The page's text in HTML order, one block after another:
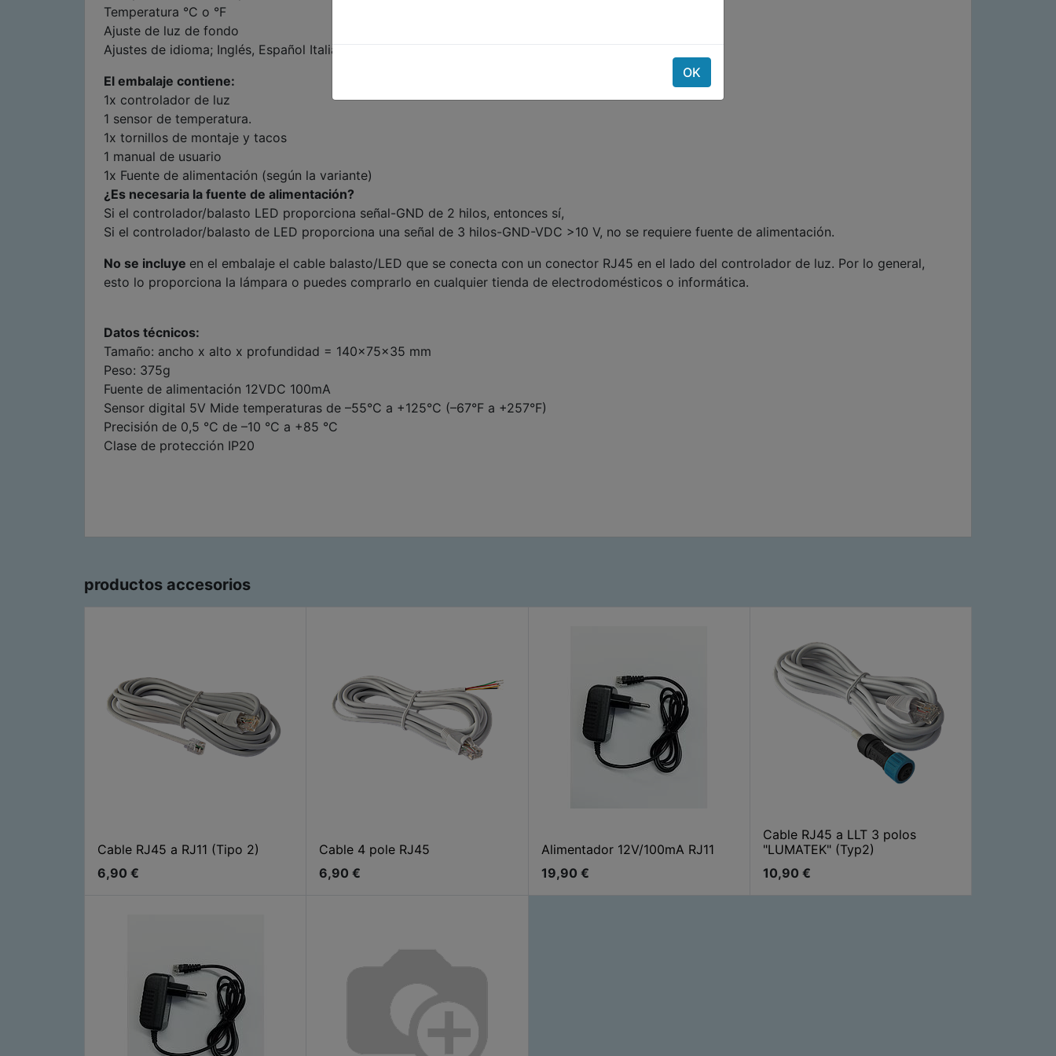
Temperatura °C o °F
Ajuste de luz de fondo
Ajustes de idioma; Inglés, Español Italiano, Alemán y Francés
El embalaje contiene:
1x controlador de luz
1 sensor de temperatura.
1x tornillos de montaje y tacos
1 manual de usuario
1x Fuente de alimentación (según la variante)
¿Es necesaria la fuente de alimentación?
Si el controlador/balasto LED proporciona señal-GND de 2 hilos, entonces sí,
Si el controlador/balasto de LED proporciona una señal de 3 hilos-GND-VDC >10 V, no se requiere fuente de alimentación.
No se incluye en el embalaje el cable balasto/LED que se conecta con un conector RJ45 en el lado del controlador de luz. Por lo general,
esto lo proporciona la lámpara o puedes comprarlo en cualquier tienda de electrodomésticos o informática.
Datos técnicos:
Tamaño: ancho x alto x profundidad = 140x75x35 mm
Peso: 375g
Fuente de alimentación 12VDC 100mA
Sensor digital 5V Mide temperaturas de –55°C a +125°C (–67°F a +257°F)
Precisión de 0,5 °C de –10 °C a +85 °C
Clase de protección IP20
productos accesorios
Cable RJ45 a RJ11 (Tipo 2)
6,90 €
Cable 4 pole RJ45
6,90 €
Alimentador 12V/100mA RJ11
19,90 €
Cable RJ45 a LLT 3 polos
"LUMATEK" (Typ2)
10,90 €
OK